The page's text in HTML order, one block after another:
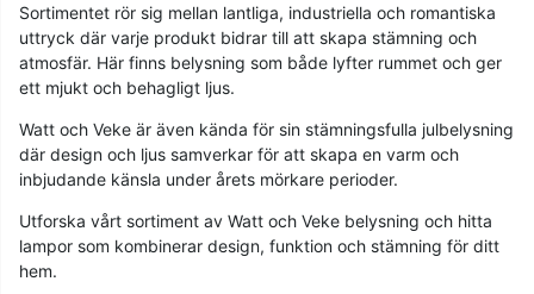
Sortimentet rör sig mellan lantliga, industriella och romantiska
uttryck där varje produkt bidrar till att skapa stämning och
atmosfär. Här finns belysning som både lyfter rummet och ger
ett mjukt och behagligt ljus.
Watt och Veke är även kända för sin stämningsfulla julbelysning
där design och ljus samverkar för att skapa en varm och
inbjudande känsla under årets mörkare perioder.
Utforska vårt sortiment av Watt och Veke belysning och hitta
lampor som kombinerar design, funktion och stämning för ditt
hem.